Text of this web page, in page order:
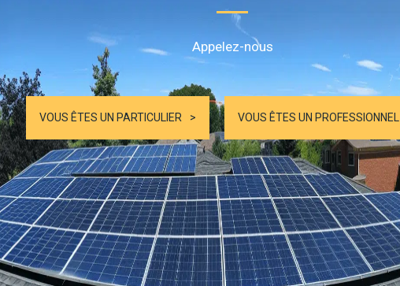
Appelez-nous
VOUS ÊTES UN PARTICULIER VOUS ÊTES UN PROFESSIONNEL